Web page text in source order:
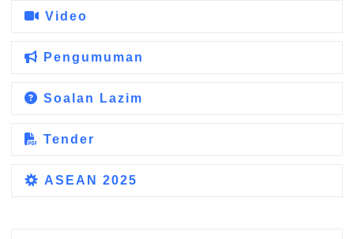
Video
Pengumuman
Soalan Lazim
Tender
ASEAN 2025